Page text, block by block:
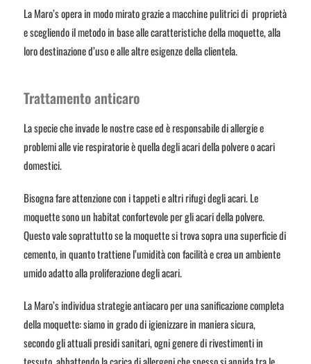
La Maro’s opera in modo mirato grazie a macchine pulitrici di proprietà
e scegliendo il metodo in base alle caratteristiche della moquette, alla
loro destinazione d’uso e alle altre esigenze della clientela.
Trattamento anticaro
La specie che invade le nostre case ed è responsabile di allergie e
problemi alle vie respiratorie è quella degli acari della polvere o acari
domestici.
Bisogna fare attenzione con i tappeti e altri rifugi degli acari. Le
moquette sono un habitat confortevole per gli acari della polvere.
Questo vale soprattutto se la moquette si trova sopra una superficie di
cemento, in quanto trattiene l’umidità con facilità e crea un ambiente
umido adatto alla proliferazione degli acari.
La Maro’s individua strategie antiacaro per una sanificazione completa
della moquette: siamo in grado di igienizzare in maniera sicura,
secondo gli attuali presidi sanitari, ogni genere di rivestimenti in